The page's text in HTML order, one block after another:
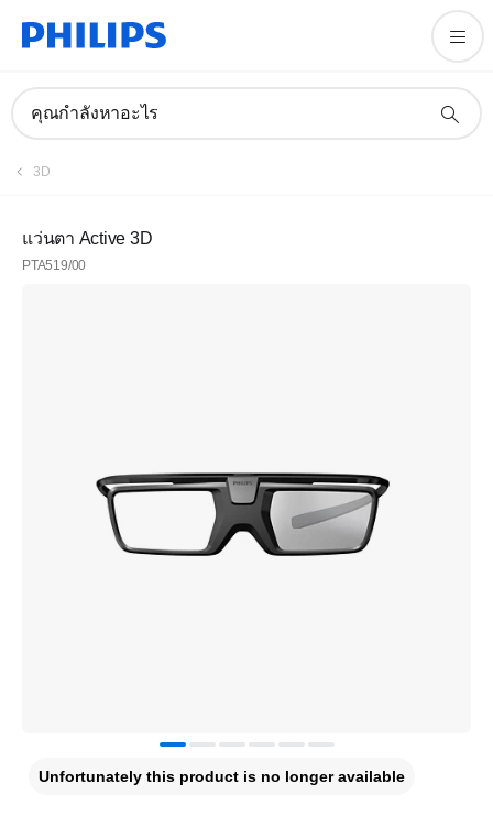
คุณกำลังหาอะไร
3D
แว่นตา Active 3D
PTA519/00
Unfortunately this product is no longer available